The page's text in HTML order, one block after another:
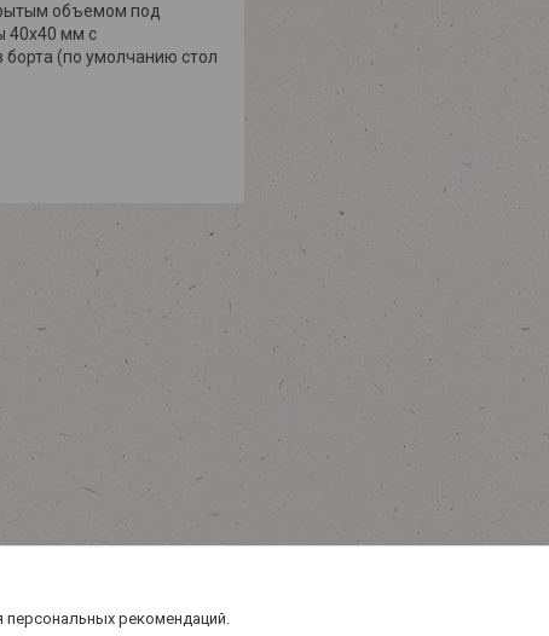
объемом под
40х40 мм с
(по умолчанию стол
рекомендаций.